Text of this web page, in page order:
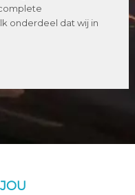
onderdeel dat wij in